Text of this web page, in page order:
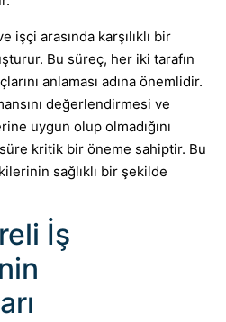
işçi arasında karşılıklı bir
Bu süreç, her iki tarafın
anlaması adına önemlidir.
değerlendirmesi ve
uygun olup olmadığını
kritik bir öneme sahiptir. Bu
sağlıklı bir şekilde
İş